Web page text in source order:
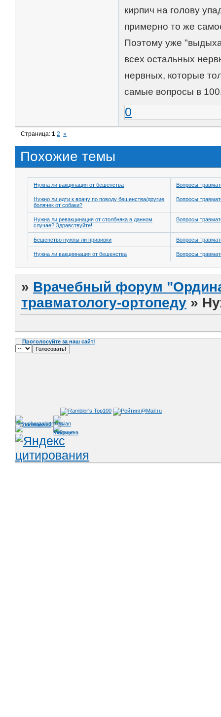
кирпич на голову
примерно то же
Поэтому уже
всех остальных
нервных, которые
самые вопросы в
0
Страница:1 2 »
Похожие темы
Нужна ли вакцинация от бешенства Вопросы
Нужно ли идти к врачу по поводу бешенства/другие
болячек от собаки?
Вопросы
Нужна ли ревакцинация от столбняка в данном
случае? Здравствуйте!
Вопросы
Бешенство нужны ли прививки Вопросы
Нужна ли вакциинация от бешенства Вопросы
» Врачебный форум
травматологу-ортопеду »
Проголосуйте за наш сайт!